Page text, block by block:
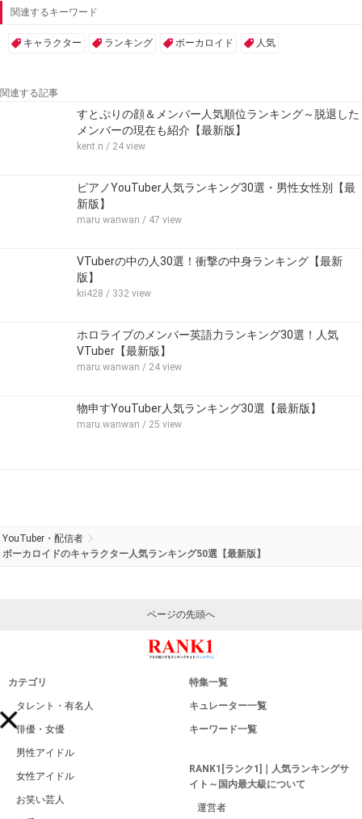
関連するキーワード
キャラクター ランキング ボーカロイド 人気
関連する記事
すとぷりの顔＆メンバー人気順位ランキング～脱退した
メンバーの現在も紹介【最新版】
kent.n / 24 view
ピアノYouTuber人気ランキング30選・男性女性別【最
新版】
maru.wanwan / 47 view
VTuberの中の人30選！衝撃の中身ランキング【最新
版】
kii428 / 332 view
ホロライブのメンバー英語力ランキング30選！人気
VTuber【最新版】
maru.wanwan / 24 view
物申すYouTuber人気ランキング30選【最新版】
maru.wanwan / 25 view
YouTuber・配信者
ボーカロイドのキャラクター人気ランキング50選【最新版】
ページの先頭へ
カテゴリ
タレント・有名人
俳優・女優
男性アイドル
女性アイドル
お笑い芸人
特集一覧
キュレーター一覧
キーワード一覧
RANK1[ランク1]｜人気ランキングサ
イト～国内最大級について
運営者